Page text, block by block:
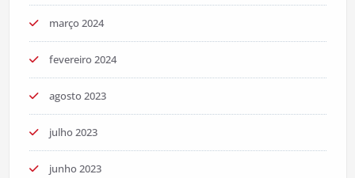
março 2024
fevereiro 2024
agosto 2023
julho 2023
junho 2023